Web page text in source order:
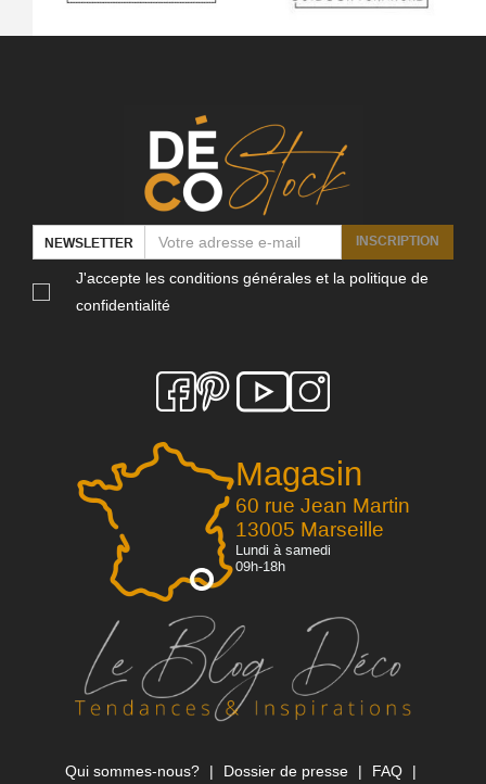
Magasin
60 rue Jean Martin
13005 Marseille
Lundi à samedi
09h-18h
NEWSLETTER INSCRIPTION
J'accepte les conditions générales et la politique de
confidentialité
Qui sommes-nous? Dossier de presse FAQ